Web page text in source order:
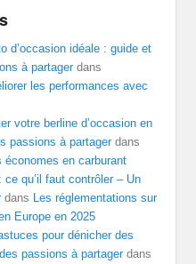
d’occasion idéale : guide et
à partagerdans
les performances avec
votre berline d’occasion en
passions à partagerdans
en carburant
qu’il faut contrôler – Un
dans Les réglementations sur
Europe en 2025
pour dénicher des
passions à partagerdans